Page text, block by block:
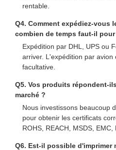
rentable.
Q4. Comment expédiez-vous
combien de temps faut-il
Expédition par DHL, UPS ou
arriver. L'expédition par
facultative.
Q5. Vos produits répondent-
marché ?
Nous investissons beaucoup
pour obtenir les certificats
ROHS, REACH, MSDS, EMC,
Q6. Est-il possible